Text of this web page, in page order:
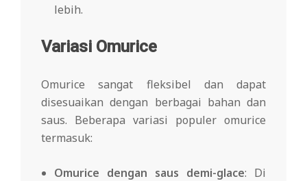
lebih.
Variasi Omurice
Omurice sangat fleksibel dan dapat
disesuaikan dengan berbagai bahan dan
saus. Beberapa variasi populer omurice
termasuk:
Omurice dengan saus demi-glace: Di